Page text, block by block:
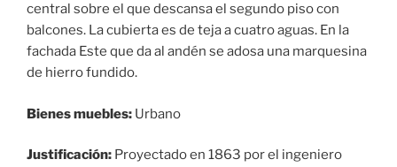
central sobre el que descansa el segundo piso con
balcones. La cubierta es de teja a cuatro aguas. En la
fachada Este que da al andén se adosa una marquesina
de hierro fundido.
Bienes muebles: Urbano
Justificación: Proyectado en 1863 por el ingeniero